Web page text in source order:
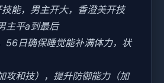
能，男主开大，香澄美开技
主平a到最后
56日确保睡觉能补满体力，状
攻和技），提升防御能力（加